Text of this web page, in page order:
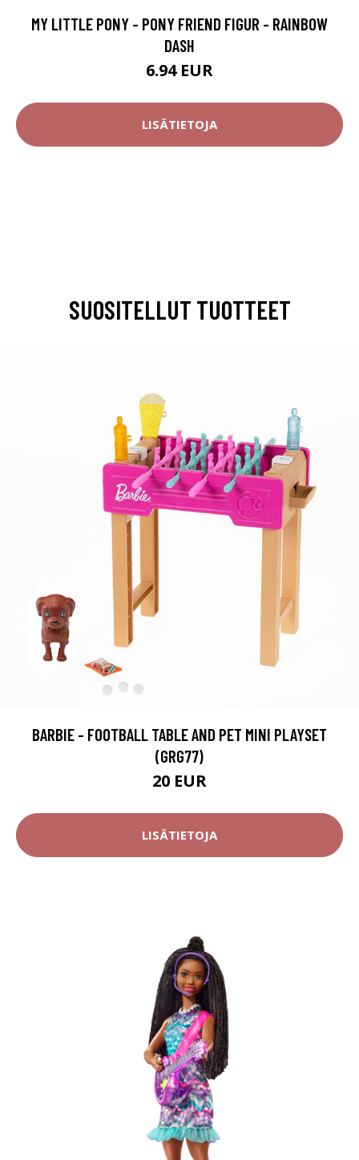
MY LITTLE PONY - PONY FRIEND FIGUR - RAINBOW
DASH
6.94 EUR
LISÄTIETOJA
SUOSITELLUT TUOTTEET
BARBIE - FOOTBALL TABLE AND PET MINI PLAYSET
(GRG77)
20 EUR
LISÄTIETOJA